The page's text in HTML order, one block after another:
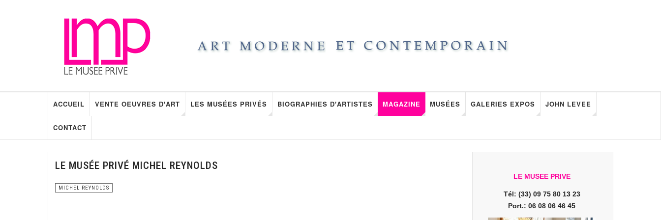
ACCUEIL VENTE OEUVRES D'ART LES MUSÉES PRIVÉS BIOGRAPHIES D'ARTISTES MAGAZINE MUSÉES GALERIES EXPOS JOHN LEVEE
CONTACT
LE MUSÉE PRIVÉ MICHEL REYNOLDS
MICHEL REYNOLDS
LE MUSEE PRIVE
Tél: (33) 09 75 80 13 23
Port.: 06 08 06 46 45